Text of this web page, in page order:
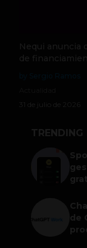
Nequi anuncia
de
31 de julio de 2026
TRENDING
de